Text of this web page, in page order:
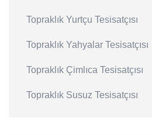
Topraklık Yurtçu Tesisatçısı
Topraklık Yahyalar Tesisatçısı
Topraklık Çimlıca Tesisatçısı
Topraklık Susuz Tesisatçısı